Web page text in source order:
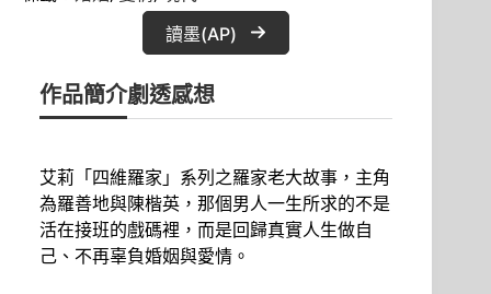
讀墨(AP)
作品簡介劇透感想
艾莉「四維羅家」系列之羅家老大故事，主角
為羅善地與陳楷英，那個男人一生所求的不是
活在接班的戲碼裡，而是回歸真實人生做自
己、不再辜負婚姻與愛情。